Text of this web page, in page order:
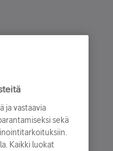
ja vastaavia
sekä
Kaikki luokat